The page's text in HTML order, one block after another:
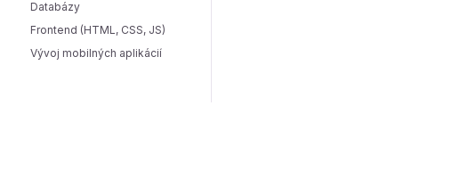
Databázy
Frontend (HTML, CSS, JS)
Vývoj mobilných aplikácií